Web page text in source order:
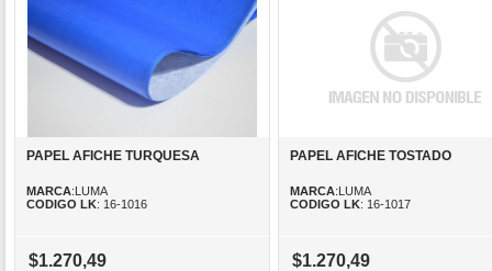
PAPEL AFICHE TURQUESA
MARCA:LUMA
CODIGO LK: 16-1016
$1.270,49
PAPEL AFICHE TOSTADO
MARCA:LUMA
CODIGO LK: 16-1017
$1.270,49